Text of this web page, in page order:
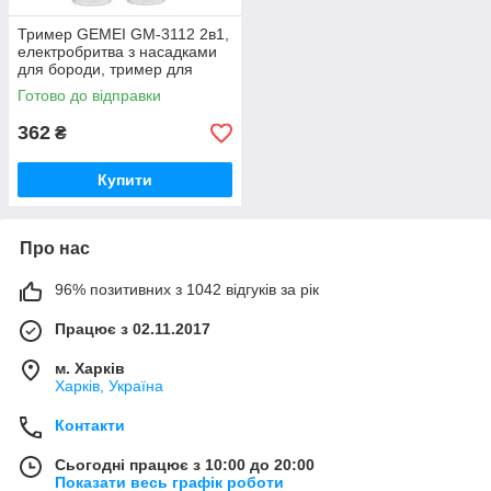
Тример GEMEI GM-3112 2в1,
електробритва з насадками
для бороди, тример для
бороди, тример бездротовий
TVS
Готово до відправки
362 ₴
Купити
Про нас
96% позитивних з 1042 відгуків за рік
Працює з 02.11.2017
м. Харків
Харків, Україна
Контакти
Сьогодні працює з 10:00 до 20:00
Показати весь графік роботи